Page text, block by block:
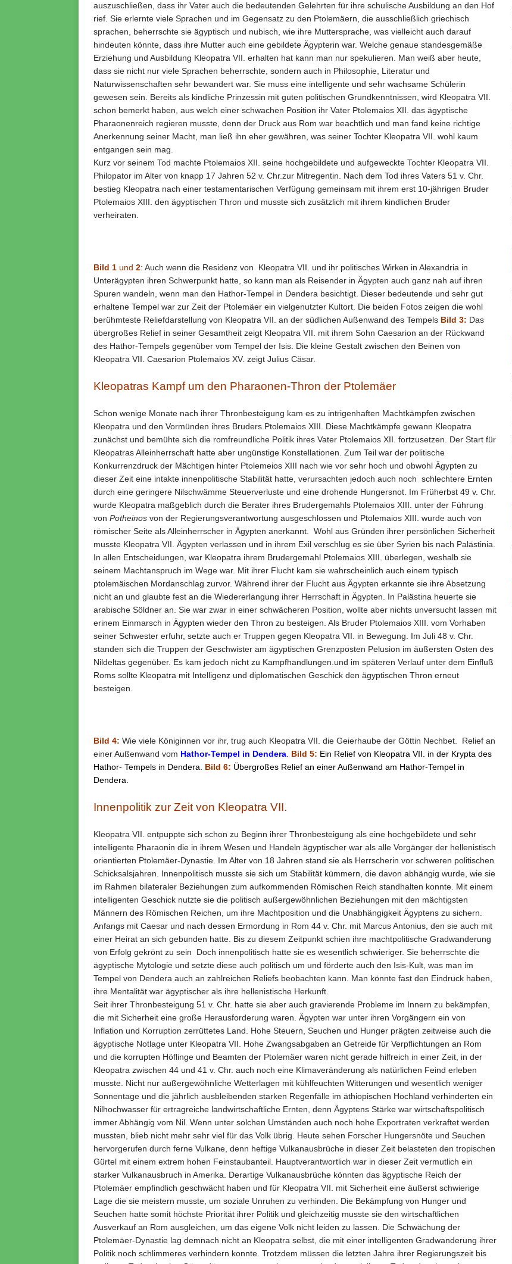
auszuschließen, dass ihr Vater auch die bedeutenden Gelehrten für ihre schulische Ausbildung an den Hof
rief. Sie erlernte viele Sprachen und im Gegensatz zu den Ptolemäern, die ausschließlich griechisch
sprachen, beherrschte sie ägyptisch und nubisch, wie ihre Muttersprache, was vielleicht auch darauf
hindeuten könnte, dass ihre Mutter auch eine gebildete Ägypterin war. Welche genaue standesgemäße
Erziehung und Ausbildung Kleopatra VII. erhalten hat kann man nur spekulieren. Man weiß aber heute,
dass sie nicht nur viele Sprachen beherrschte, sondern auch in Philosophie, Literatur und
Naturwissenschaften sehr bewandert war. Sie muss eine intelligente und sehr wachsame Schülerin
gewesen sein. Bereits als kindliche Prinzessin mit guten politischen Grundkenntnissen, wird Kleopatra VII.
schon bemerkt haben, aus welch einer schwachen Position ihr Vater Ptolemaios XII. das ägyptische
Pharaonenreich regieren musste, denn der Druck aus Rom war beachtlich und man fand keine richtige
Anerkennung seiner Macht, man ließ ihn eher gewähren, was seiner Tochter Kleopatra VII. wohl kaum
entgangen sein mag.
Kurz vor seinem Tod machte Ptolemaios XII. seine hochgebildete und aufgeweckte Tochter Kleopatra VII.
Philopator im Alter von knapp 17 Jahren 52 v. Chr.zur Mitregentin. Nach dem Tod ihres Vaters 51 v. Chr.
bestieg Kleopatra nach einer testamentarischen Verfügung gemeinsam mit ihrem erst 10-jährigen Bruder
Ptolemaios XIII. den ägyptischen Thron und musste sich zusätzlich mit ihrem kindlichen Bruder
verheiraten.
Bild 1 und 2: Auch wenn die Residenz von Kleopatra VII. und ihr politisches Wirken in Alexandria in
Unterägypten ihren Schwerpunkt hatte, so kann man als Reisender in Ägypten auch ganz nah auf ihren
Spuren wandeln, wenn man den Hathor-Tempel in Dendera besichtigt. Dieser bedeutende und sehr gut
erhaltene Tempel war zur Zeit der Ptolemäer ein vielgenutzter Kultort. Die beiden Fotos zeigen die wohl
berühmteste Reliefdarstellung von Kleopatra VII. an der südlichen Außenwand des Tempels Bild 3: Das
übergroßes Relief in seiner Gesamtheit zeigt Kleopatra VII. mit ihrem Sohn Caesarion an der Rückwand
des Hathor-Tempels gegenüber vom Tempel der Isis. Die kleine Gestalt zwischen den Beinen von
Kleopatra VII. Caesarion Ptolemaios XV. zeigt Julius Cäsar.
Kleopatras Kampf um den Pharaonen-Thron der Ptolemäer
Schon wenige Monate nach ihrer Thronbesteigung kam es zu intrigenhaften Machtkämpfen zwischen
Kleopatra und den Vormünden ihres Bruders.Ptolemaios XIII. Diese Machtkämpfe gewann Kleopatra
zunächst und bemühte sich die romfreundliche Politik ihres Vater Ptolemaios XII. fortzusetzen. Der Start für
Kleopatras Alleinherrschaft hatte aber ungünstige Konstellationen. Zum Teil war der politische
Konkurrenzdruck der Mächtigen hinter Ptolemeios XIII nach wie vor sehr hoch und obwohl Ägypten zu
dieser Zeit eine intakte innenpolitische Stabilität hatte, verursachten jedoch auch noch schlechtere Ernten
durch eine geringere Nilschwämme Steuerverluste und eine drohende Hungersnot. Im Früherbst 49 v. Chr.
wurde Kleopatra maßgeblich durch die Berater ihres Brudergemahls Ptolemaios XIII. unter der Führung
von Potheinos von der Regierungsverantwortung ausgeschlossen und Ptolemaios XIII. wurde auch von
römischer Seite als Alleinherrscher in Ägypten anerkannt. Wohl aus Gründen ihrer persönlichen Sicherheit
musste Kleopatra VII. Ägypten verlassen und in ihrem Exil verschlug es sie über Syrien bis nach Palästinia.
In allen Entscheidungen, war Kleopatra ihrem Brudergemahl Ptolemaios XIII. überlegen, weshalb sie
seinem Machtanspruch im Wege war. Mit ihrer Flucht kam sie wahrscheinlich auch einem typisch
ptolemäischen Mordanschlag zurvor. Während ihrer der Flucht aus Ägypten erkannte sie ihre Absetzung
nicht an und glaubte fest an die Wiedererlangung ihrer Herrschaft in Ägypten. In Palästina heuerte sie
arabische Söldner an. Sie war zwar in einer schwächeren Position, wollte aber nichts unversucht lassen mit
erinem Einmarsch in Ägypten wieder den Thron zu besteigen. Als Bruder Ptolemaios XIII. vom Vorhaben
seiner Schwester erfuhr, setzte auch er Truppen gegen Kleopatra VII. in Bewegung. Im Juli 48 v. Chr.
standen sich die Truppen der Geschwister am ägyptischen Grenzposten Pelusion im äußersten Osten des
Nildeltas gegenüber. Es kam jedoch nicht zu Kampfhandlungen.und im späteren Verlauf unter dem Einfluß
Roms sollte Kleopatra mit Intelligenz und diplomatischen Geschick den ägyptischen Thron erneut
besteigen.
Bild 4: Wie viele Königinnen vor ihr, trug auch Kleopatra VII. die Geierhaube der Göttin Nechbet. Relief an
einer Außenwand vom Hathor-Tempel in Dendera Bild 5: Ein Relief von Kleopatra VII. in der Krypta des
Hathor- Tempels in Dendera. Bild 6: Übergroßes Relief an einer Außenwand am Hathor-Tempel in
Dendera.
Innenpolitik zur Zeit von Kleopatra VII.
Kleopatra VII. entpuppte sich schon zu Beginn ihrer Thronbesteigung als eine hochgebildete und sehr
intelligente Pharaonin die in ihrem Wesen und Handeln ägyptischer war als alle Vorgänger der hellenistisch
orientierten Ptolemäer-Dynastie. Im Alter von 18 Jahren stand sie als Herrscherin vor schweren politischen
Schicksalsjahren. Innenpolitisch musste sie sich um Stabilität kümmern, die davon abhängig wurde, wie sie
im Rahmen bilateraler Beziehungen zum aufkommenden Römischen Reich standhalten konnte. Mit einem
intelligenten Geschick nutzte sie die politisch außergewöhnlichen Beziehungen mit den mächtigsten
Männern des Römischen Reichen, um ihre Machtposition und die Unabhängigkeit Ägyptens zu sichern.
Anfangs mit Caesar und nach dessen Ermordung in Rom 44 v. Chr. mit Marcus Antonius, den sie auch mit
einer Heirat an sich gebunden hatte. Bis zu diesem Zeitpunkt schien ihre machtpolitische Gradwanderung
von Erfolg gekrönt zu sein Doch innenpolitisch hatte sie es wesentlich schwieriger. Sie beherrschte die
ägyptische Mytologie und setzte diese auch politisch um und förderte auch den Isis-Kult, was man im
Tempel von Dendera auch an zahlreichen Reliefs beobachten kann. Man könnte fast den Eindruck haben,
ihre Mentalität war ägyptischer als ihre hellenistische Herkunft.
Seit ihrer Thronbesteigung 51 v. Chr. hatte sie aber auch gravierende Probleme im Innern zu bekämpfen,
die mit Sicherheit eine große Herausforderung waren. Ägypten war unter ihren Vorgängern ein von
Inflation und Korruption zerrüttetes Land. Hohe Steuern, Seuchen und Hunger prägten zeitweise auch die
ägyptische Notlage unter Kleopatra VII. Hohe Zwangsabgaben an Getreide für Verpflichtungen an Rom
und die korrupten Höflinge und Beamten der Ptolemäer waren nicht gerade hilfreich in einer Zeit, in der
Kleopatra zwischen 44 und 41 v. Chr. auch noch eine Klimaveränderung als natürlichen Feind erleben
musste. Nicht nur außergewöhnliche Wetterlagen mit kühlfeuchten Witterungen und wesentlich weniger
Sonnentage und die jährlich ausbleibenden starken Regenfälle im äthiopischen Hochland verhinderten ein
Nilhochwasser für ertragreiche landwirtschaftliche Ernten, denn Ägyptens Stärke war wirtschaftspolitisch
immer Abhängig vom Nil. Wenn unter solchen Umständen auch noch hohe Exportraten verkraftet werden
mussten, blieb nicht mehr sehr viel für das Volk übrig. Heute sehen Forscher Hungersnöte und Seuchen
hervorgerufen durch ferne Vulkane, denn heftige Vulkanausbrüche in dieser Zeit belasteten den tropischen
Gürtel mit einem extrem hohen Feinstaubanteil. Hauptverantwortlich war in dieser Zeit vermutlich ein
starker Vulkanausbruch in Amerika. Derartige Vulkanausbrüche könnten das ägyptische Reich der
Ptolemäer empfindlich geschwächt haben und für Kleopatra VII. mit Sicherheit eine äußerst schwierige
Lage die sie meistern musste, um soziale Unruhen zu verhinden. Die Bekämpfung von Hunger und
Seuchen hatte somit höchste Priorität ihrer Politik und gleichzeitig musste sie den wirtschaftlichen
Ausverkauf an Rom ausgleichen, um das eigene Volk nicht leiden zu lassen. Die Schwächung der
Ptolemäer-Dynastie lag demnach nicht an Kleopatra selbst, die mit einer intelligenten Gradwanderung ihrer
Politik noch schlimmeres verhindern konnte. Trotzdem müssen die letzten Jahre ihrer Regierungszeit bis